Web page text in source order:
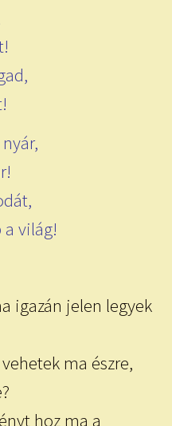
a világ!
igazán jelen legyek
ma észre,
hoz ma a